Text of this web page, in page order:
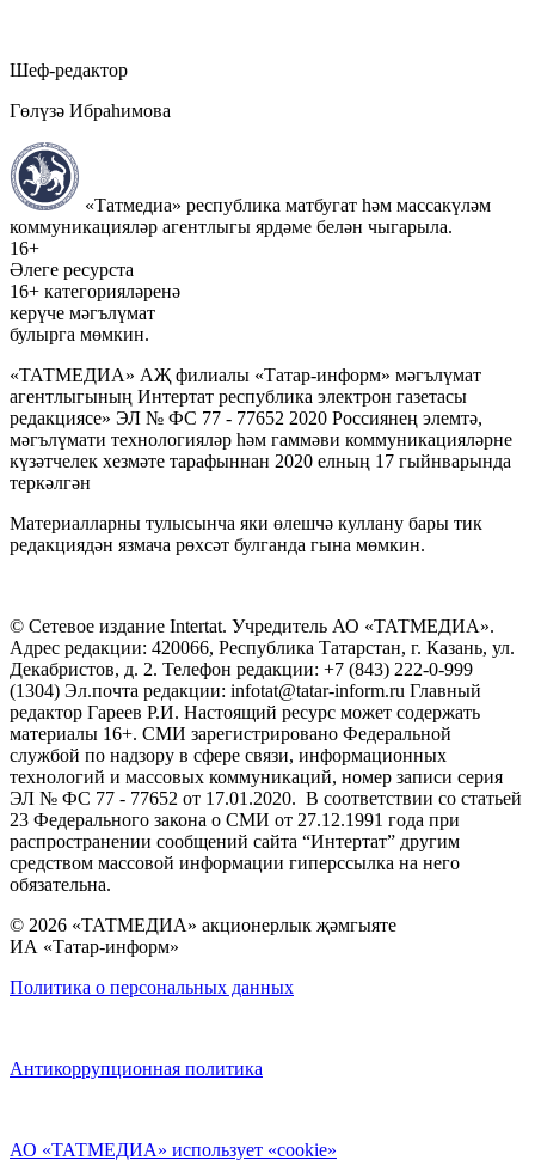
Шеф-редактор
Гөлүзә Ибраһимова
«Татмедиа» республика матбугат һәм массакүләм
коммуникацияләр агентлыгы ярдәме белән чыгарыла.
16+
Әлеге ресурста
16+ категорияләренә
керүче мәгълүмат
булырга мөмкин.
«ТАТМЕДИА» АҖ филиалы «Татар-информ» мәгълүмат
агентлыгының Интертат республика электрон газетасы
редакциясе» ЭЛ № ФС 77 - 77652 2020 Россиянең элемтә,
мәгълүмати технологияләр һәм гаммәви коммуникацияләрне
күзәтчелек хезмәте тарафыннан 2020 елның 17 гыйнварында
теркәлгән
Материалларны тулысынча яки өлешчә куллану бары тик
редакциядән язмача рөхсәт булганда гына мөмкин.
© Сетевое издание Intertat. Учредитель АО «ТАТМЕДИА».
Адрес редакции: 420066, Республика Татарстан, г. Казань, ул.
Декабристов, д. 2. Телефон редакции: +7 (843) 222-0-999
(1304) Эл.почта редакции: infotat@tatar-inform.ru Главный
редактор Гареев Р.И. Настоящий ресурс может содержать
материалы 16+. СМИ зарегистрировано Федеральной
службой по надзору в сфере связи, информационных
технологий и массовых коммуникаций, номер записи серия
ЭЛ № ФС 77 - 77652 от 17.01.2020. В соответствии со статьей
23 Федерального закона о СМИ от 27.12.1991 года при
распространении сообщений сайта “Интертат” другим
средством массовой информации гиперссылка на него
обязательна.
© 2026 «ТАТМЕДИА» акционерлык җәмгыяте
ИА «Татар-информ»
Политика о персональных данных
Антикоррупционная политика
АО «ТАТМЕДИА» использует «cookie»